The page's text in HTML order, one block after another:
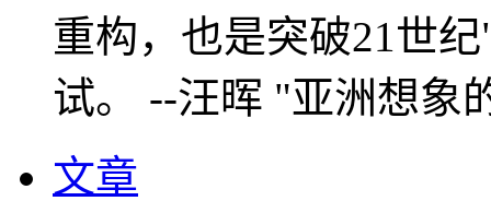
重构，也是突破21世
试。 --汪晖 "亚洲想象
文章